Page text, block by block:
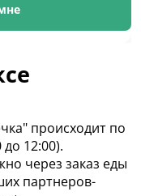
происходит по
до 12:00).
через заказ еды
партнеров-